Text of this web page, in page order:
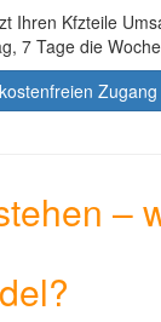
Ihren Kfzteile
7 Tage die
Zugang
–